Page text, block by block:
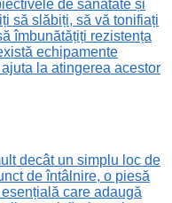
de sănătate și
să slăbiți, să vă tonifiați
îmbunătățiți rezistența
echipamente
la atingerea acestor
decât un simplu loc de
de întâlnire, o piesă
care adaugă